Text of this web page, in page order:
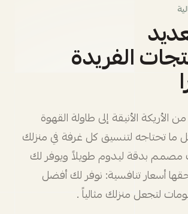
الفريدة
الأنيقة إلى طاولة القهوة
ما تحتاجه لتنسيق كل غرفة في منزلك
مصمم بدقة ليدوم طويلاً ويوفر لك
أسعار تنافسية: نوفر لك أفضل
لتجعل منزلك مثالياً .